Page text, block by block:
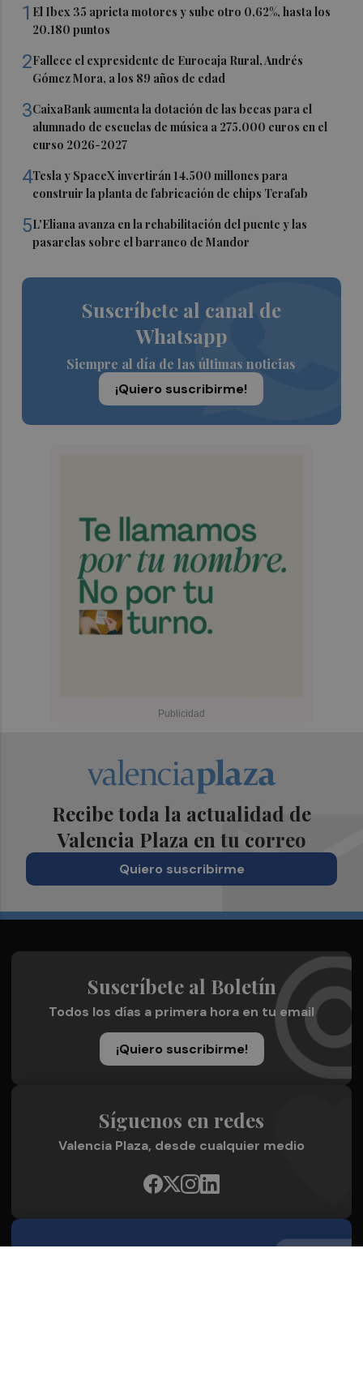
1 El Ibex 35 aprieta motores y sube otro 0,62%, hasta los
20.180 puntos
2Fallece el expresidente de Eurocaja Rural, Andrés
Gómez Mora, a los 89 años de edad
3CaixaBank aumenta la dotación de las becas para el
alumnado de escuelas de música a 275.000 euros en el
curso 2026-2027
4Tesla y SpaceX invertirán 14.500 millones para
construir la planta de fabricación de chips Terafab
5L'Eliana avanza en la rehabilitación del puente y las
pasarelas sobre el barranco de Mandor
Suscríbete al canal de
Whatsapp
Siempre al día de las últimas noticias
¡Quiero suscribirme!
Recibe toda la actualidad de
Valencia Plaza en tu correo
Quiero suscribirme
Suscríbete al Boletín
Todos los días a primera hora en tu email
¡Quiero suscribirme!
Síguenos en redes
Valencia Plaza, desde cualquier medio
Quienes Somos